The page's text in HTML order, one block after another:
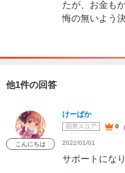
たが、お金も
悔の無いよう
他1件の回答
こんにちは
けーぱか
回答スコア 0
2022/01/01
サポートになり